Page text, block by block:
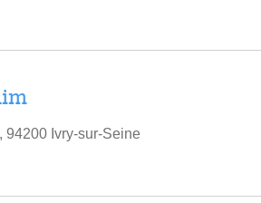
94200 Ivry-sur-Seine